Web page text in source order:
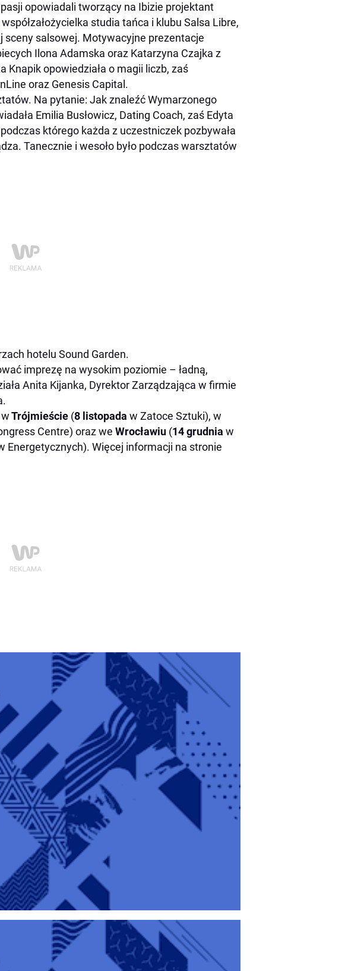
opowiadali tworzący na Ibizie projektant
studia tańca i klubu Salsa Libre,
salsowej. Motywacyjne prezentacje
Ilona Adamska oraz Katarzyna Czajka z
Knapik opowiedziała o magii liczb, zaś
oraz Genesis Capital.
Na pytanie: Jak znaleźć Wymarzonego
Emilia Busłowicz, Dating Coach, zaś Edyta
którego każda z uczestniczek pozbywała
Tanecznie i wesoło było podczas warsztatów
hotelu Sound Garden.
imprezę na wysokim poziomie – ładną,
Anita Kijanka, Dyrektor Zarządzająca w firmie
Trójmieście (8 listopada w Zatoce Sztuki), w
Centre) oraz we Wrocławiu (14 grudnia w
Więcej informacji na stronie